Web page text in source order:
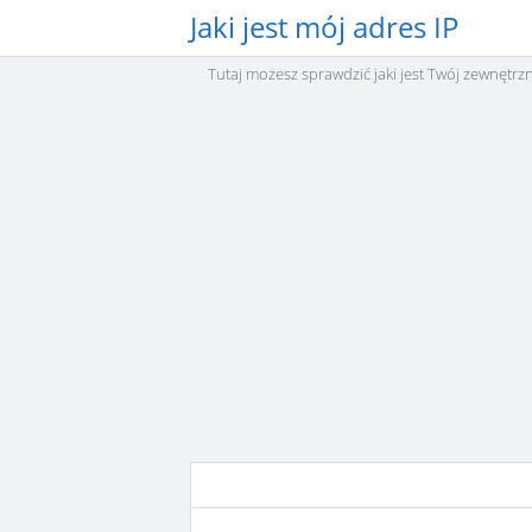
Jaki jest mój adres IP
Tutaj możesz sprawdzić jaki jest Twój